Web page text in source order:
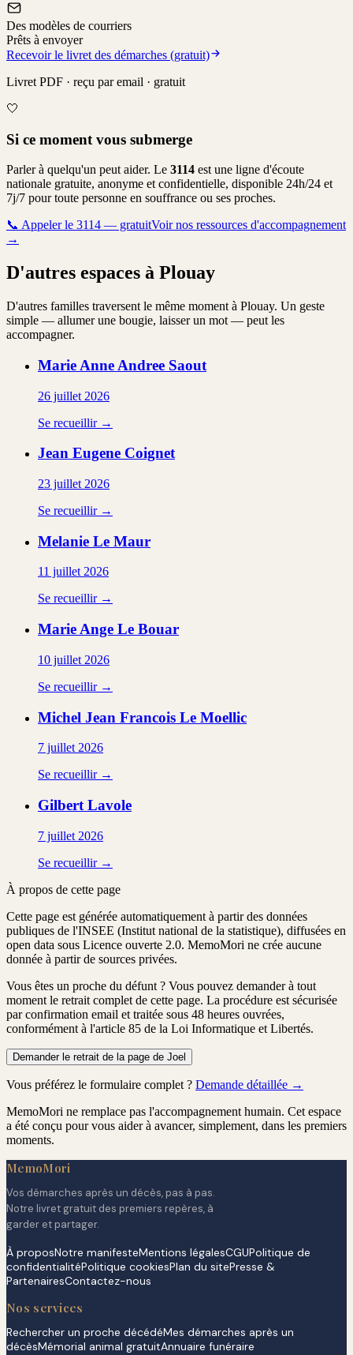
Des modèles de courriers
Prêts à envoyer
Recevoir le livret des démarches (gratuit)
Livret PDF · reçu par email · gratuit
🤍
Si ce moment vous submerge
Parler à quelqu'un peut aider. Le 3114 est une ligne d'écoute
nationale gratuite, anonyme et confidentielle, disponible 24h/24 et
7j/7 pour toute personne en souffrance ou ses proches.
📞 Appeler le 3114 — gratuitVoir nos ressources d'accompagnement
→
D'autres espaces à Plouay
D'autres familles traversent le même moment à Plouay. Un geste
simple — allumer une bougie, laisser un mot — peut les
accompagner.
Marie Anne Andree Saout
26 juillet 2026
Se recueillir →
Jean Eugene Coignet
23 juillet 2026
Se recueillir →
Melanie Le Maur
11 juillet 2026
Se recueillir →
Marie Ange Le Bouar
10 juillet 2026
Se recueillir →
Michel Jean Francois Le Moellic
7 juillet 2026
Se recueillir →
Gilbert Lavole
7 juillet 2026
Se recueillir →
À propos de cette page
Cette page est générée automatiquement à partir des données
publiques de l'INSEE (Institut national de la statistique), diffusées en
open data sous Licence ouverte 2.0. MemoMori ne crée aucune
donnée à partir de sources privées.
Vous êtes un proche du défunt ? Vous pouvez demander à tout
moment le retrait complet de cette page. La procédure est sécurisée
par confirmation email et traitée sous 48 heures ouvrées,
conformément à l'article 85 de la Loi Informatique et Libertés.
Demander le retrait de la page de Joel
Vous préférez le formulaire complet ? Demande détaillée →
MemoMori ne remplace pas l'accompagnement humain. Cet espace
a été conçu pour vous aider à avancer, simplement, dans les premiers
moments.
MemoMori
Vos démarches après un décès, pas à pas.
Notre livret gratuit des premiers repères, à
garder et partager.
À proposNotre manifesteMentions légalesCGUPolitique de
confidentialitéPolitique cookiesPlan du sitePresse &
PartenairesContactez-nous
Nos services
Rechercher un proche décédéMes démarches après un
décèsMémorial animal gratuitAnnuaire funéraire